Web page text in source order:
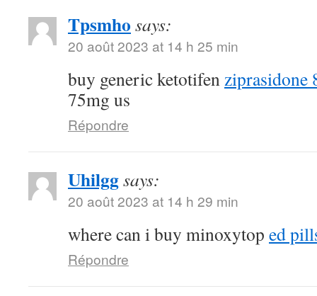
Tpsmho says:
20 août 2023 at 14 h 25 min
buy generic ketotifenziprasidone
75mg us
Répondre
Uhilggsays:
20 août 2023 at 14 h 29 min
where can i buy minoxytop ed
Répondre